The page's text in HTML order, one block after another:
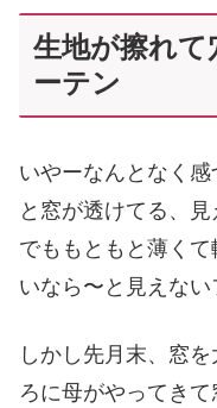
生地が擦れて
ーテン
いやーなんとなく
と窓が透けてる、
でももともと薄く
いなら〜と見えない
しかし先月末、窓
ろに母がやってき